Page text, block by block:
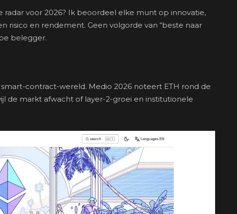
voor 2026? Ik beoordeel elke munt op innovatie,
risico en rendement. Geen volgorde van “beste naar
belegger.
contract-wereld. Medio 2026 noteert ETH rond de
de markt afwacht of layer-2-groei en institutionele